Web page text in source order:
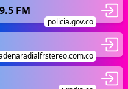
FM
policia.gov.co